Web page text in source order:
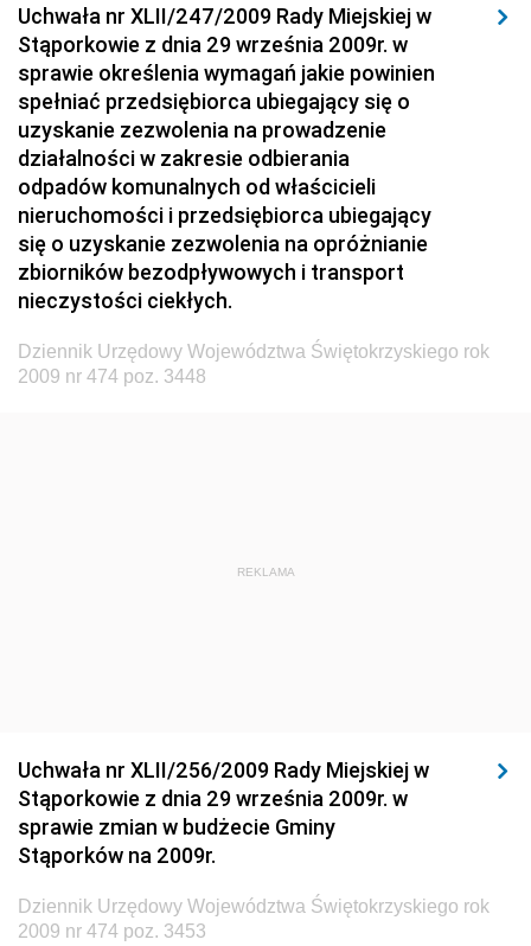
Dziennik Urzędowy Ministerstwa Hutnictwa i
Przemysłu Maszynowego
Dziennik Urzędowy Ministerstwa Zdrowia i Opieki
Społecznej
Dziennik Urzędowy Ministerstwa Rolnictwa, Leśnictwa
i Gospodarki Żywnościowej
Dziennik Urzędowy Ministra Spraw Wewnętrznych
Dziennik Urzędowy Ministra Transportu, Budownictwa
i Gospodarki Morskiej
Dziennik Urzędowy Ministra Administracji i Cyfryzacji
Dziennik Urzędowy Głównego Inspektora Ochrony
Dziennik Urzędowy Ministra Budownictwa i Przemysłu
Środowiska
Dziennik Urzędowy Ministerstwa Administracji,
Gospodarki Terenowej i Ochrony Środowiska
Gospodarki Przestrzennej
Uchwała nr XLII/247/2009 Rady Miejskiej w
Stąporkowie z dnia 29 września 2009r. w
sprawie określenia wymagań jakie powinien
spełniać przedsiębiorca ubiegający się o
uzyskanie zezwolenia na prowadzenie
działalności w zakresie odbierania
odpadów komunalnych od właścicieli
nieruchomości i przedsiębiorca ubiegający
się o uzyskanie zezwolenia na opróżnianie
zbiorników bezodpływowych i transport
nieczystości ciekłych.
Dziennik Urzędowy Województwa Świętokrzyskiego rok
2009 nr 474 poz. 3448
REKLAMA
Uchwała nr XLII/256/2009 Rady Miejskiej w
Stąporkowie z dnia 29 września 2009r. w
sprawie zmian w budżecie Gminy
Stąporków na 2009r.
Dziennik Urzędowy Województwa Świętokrzyskiego rok
2009 nr 474 poz. 3453